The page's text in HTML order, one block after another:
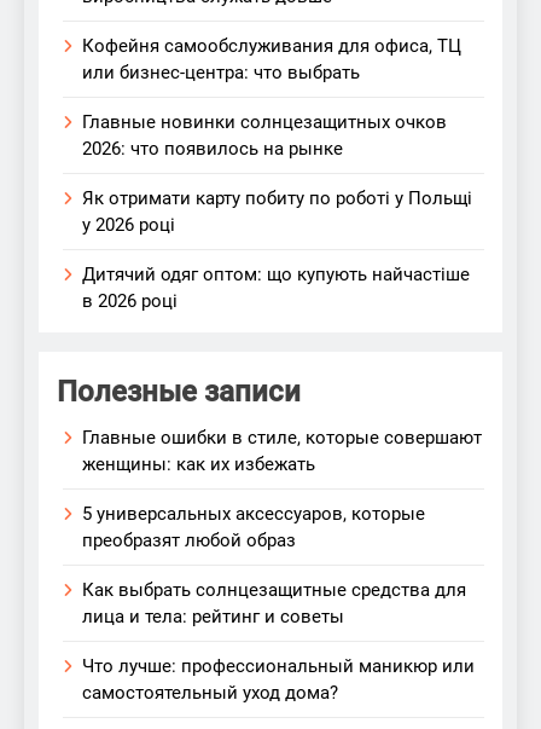
Кофейня самообслуживания для офиса, ТЦ
или бизнес-центра: что выбрать
Главные новинки солнцезащитных очков
2026: что появилось на рынке
Як отримати карту побиту по роботі у Польщі
у 2026 році
Дитячий одяг оптом: що купують найчастіше
в 2026 році
Полезные записи
Главные ошибки в стиле, которые совершают
женщины: как их избежать
5 универсальных аксессуаров, которые
преобразят любой образ
Как выбрать солнцезащитные средства для
лица и тела: рейтинг и советы
Что лучше: профессиональный маникюр или
самостоятельный уход дома?